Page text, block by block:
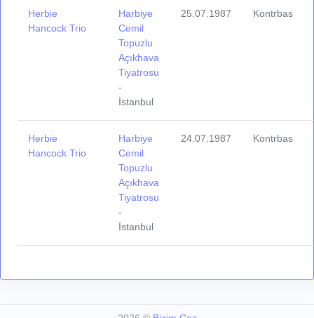
Herbie
Hancock Trio
Harbiye
Cemil
Topuzlu
Açıkhava
Tiyatrosu
-
İstanbul
25.07.1987 Kontrbas
Herbie
Hancock Trio
Harbiye
Cemil
Topuzlu
Açıkhava
Tiyatrosu
-
İstanbul
24.07.1987 Kontrbas